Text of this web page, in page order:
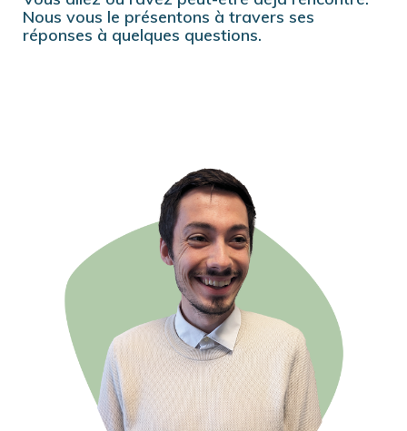
Nous vous le présentons à travers ses
réponses à quelques questions.